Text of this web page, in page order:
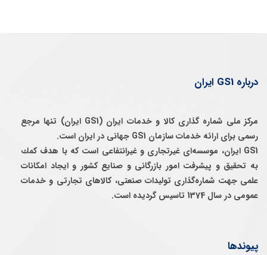
درباره GS1 ایران
مرکز ملی شماره گذاری کالا و خدمات ایران (GS1 ایران) تنها مرجع
رسمی برای ارائه خدمات سازمان GS1 جهانی در ایران است.
GS1 ایران، موسسه‌ای غيرتجاری و غيرانتفاعی است كه با هدف كمك
به تحقيق و پيشرفت امور بازرگانی و صنايع كشور و ايجاد امكانات
علمی جهت شماره‌گذاری توليدات صنعتی، كالاهای تجارتی و خدمات
عمومی در سال 1374 تاسيس گرديده است.
پیوندها